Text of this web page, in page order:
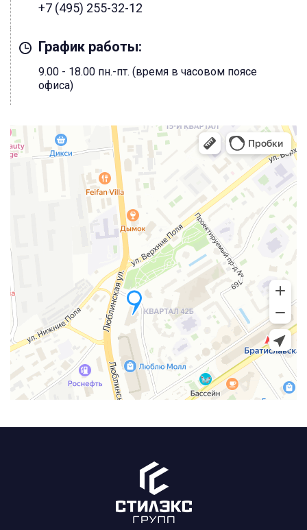
+7 (495) 255-32-12
График работы:
9.00 - 18.00 пн.-пт. (время в часовом поясе
офиса)